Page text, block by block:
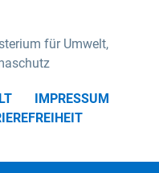
für Umwelt,
IMPRESSUM